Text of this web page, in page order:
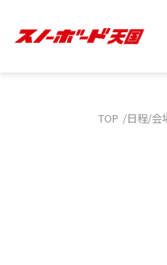
TOP 日程/会